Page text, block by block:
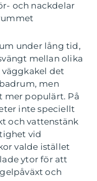
och nackdelar
under lång tid,
mellan olika
väggkakel det
men
mer populärt. På
inte speciellt
och vattenstänk
vid
valde istället
ytor för att
och